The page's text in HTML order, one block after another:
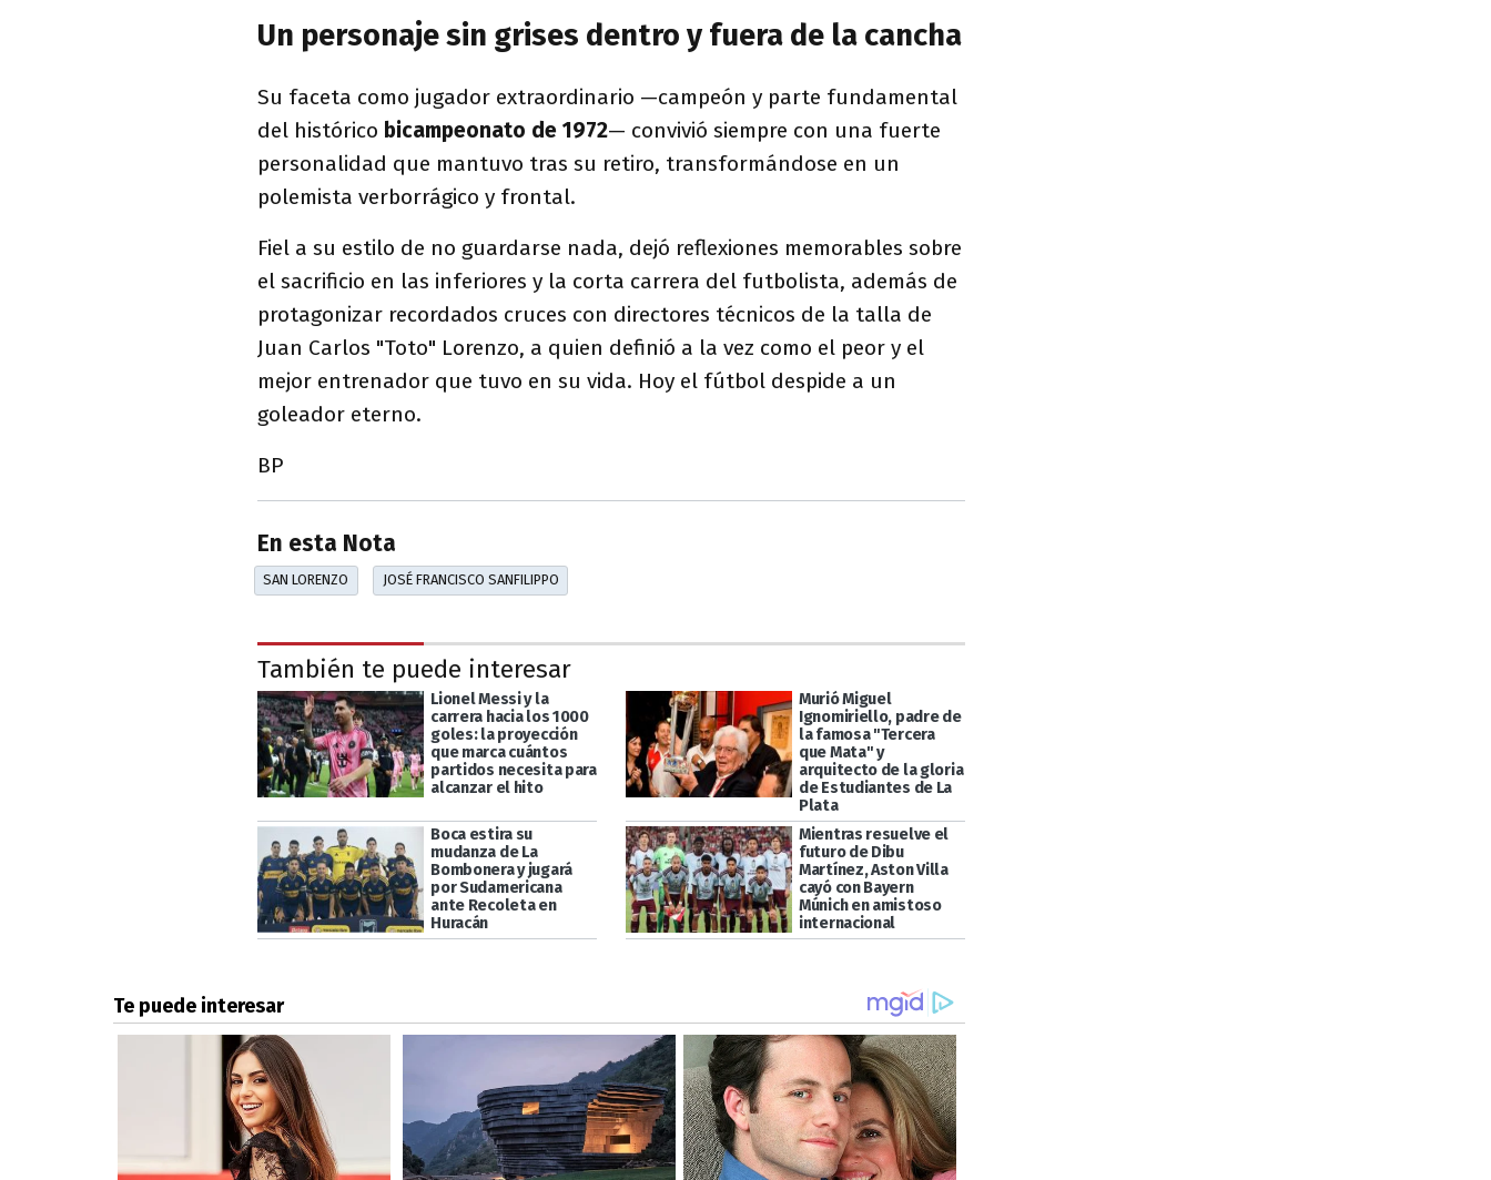
Un personaje sin grises dentro y fuera de la cancha
Su faceta como jugador extraordinario —campeón y parte fundamental
del histórico bicampeonato de 1972— convivió siempre con una fuerte
personalidad que mantuvo tras su retiro, transformándose en un
polemista verborrágico y frontal.
Fiel a su estilo de no guardarse nada, dejó reflexiones memorables sobre
el sacrificio en las inferiores y la corta carrera del futbolista, además de
protagonizar recordados cruces con directores técnicos de la talla de
Juan Carlos "Toto" Lorenzo, a quien definió a la vez como el peor y el
mejor entrenador que tuvo en su vida. Hoy el fútbol despide a un
goleador eterno.
BP
En esta Nota
SAN LORENZO JOSÉ FRANCISCO SANFILIPPO
También te puede interesar
Lionel Messi y la
carrera hacia los 1000
goles: la proyección
que marca cuántos
partidos necesita para
alcanzar el hito
Murió Miguel
Ignomiriello, padre de
la famosa "Tercera
que Mata" y
arquitecto de la gloria
de Estudiantes de La
Plata
Boca estira su
mudanza de La
Bombonera y jugará
por Sudamericana
ante Recoleta en
Huracán
Mientras resuelve el
futuro de Dibu
Martínez, Aston Villa
cayó con Bayern
Múnich en amistoso
internacional